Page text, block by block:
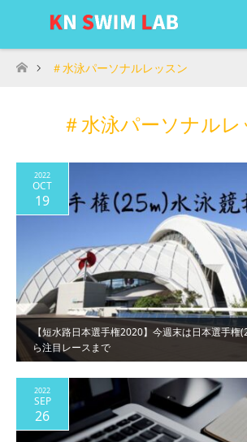
ホーム
＃水泳パーソナルレッスン
＃水泳パーソナルレ
【短水路日本選手権2020】今週末は日本選手権
ら注目レースまで
2022
OCT
19
2022
SEP
26